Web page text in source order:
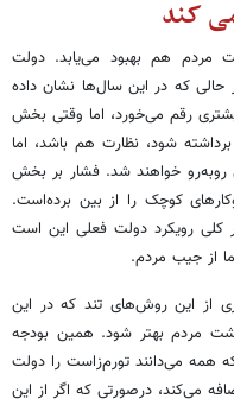
کند
مردم هم بهبود می‌یابد. دولت
که در این سال‌ها نشان داده
رقم می‌خورد، اما وقتی بخش
شود، نظارت هم باشد، اما
روبه‌رو خواهند شد. فشار بر بخش
کوچک را از بین برده‌است.
کلی رویکرد دولت فعلی این است
از جیب مردم.
از این روش‌های تند که در این
مردم بهتر شود. همین بودجه
همه می‌دانند تورم‌زاست را دولت
درصورتی که اگر از این